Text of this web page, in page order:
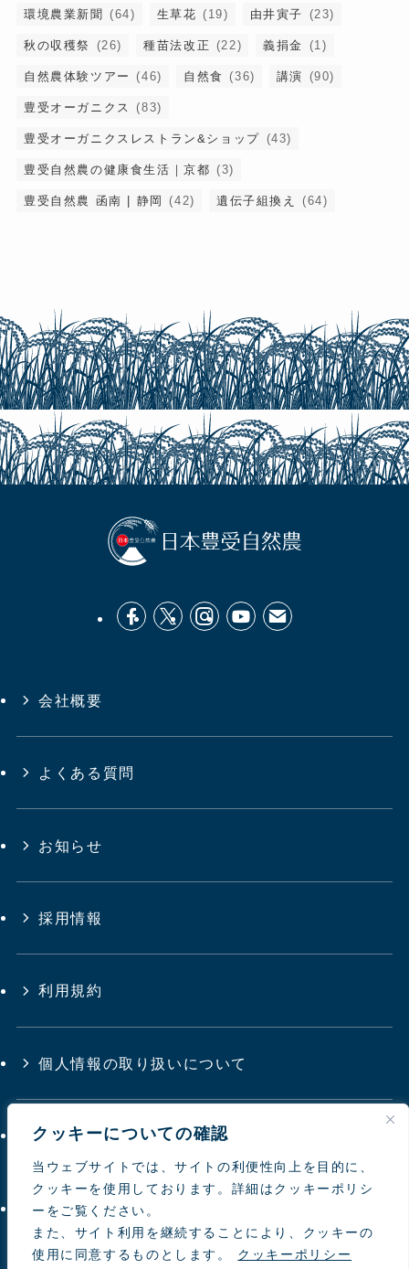
クッキーについての確認
当ウェブサイトでは、サイトの利便性向上を目的に、
クッキーを使用しております。詳細はクッキーポリシ
ーをご覧ください。
また、サイト利用を継続することにより、クッキーの
使用に同意するものとします。
クッキーポリシー
環境農業新聞 (64) 生草花 (19) 由井寅子 (23)
秋の収穫祭 (26) 種苗法改正 (22) 義捐金 (1)
自然農体験ツアー (46) 自然食 (36) 講演 (90)
豊受オーガニクス (83)
豊受オーガニクスレストラン&ショップ (43)
豊受自然農の健康食生活｜京都 (3)
豊受自然農 函南 | 静岡 (42) 遺伝子組換え (64)
会社概要
よくある質問
お知らせ
採用情報
利用規約
個人情報の取り扱いについて
サイトマップ
お問い合わせ